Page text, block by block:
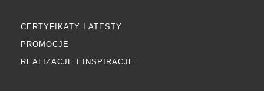
CERTYFIKATY I ATESTY
PROMOCJE
REALIZACJE I INSPIRACJE